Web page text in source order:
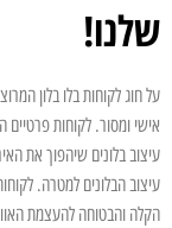
שלנו!
על חוג לקוחות בלו בלון
אישי ומסור. לקוחות
עיצוב בלונים שיהפוך את
עיצוב הבלונים למטרה.
הקלה והבטוחה להעצמת